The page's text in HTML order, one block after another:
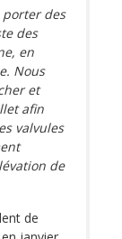
porter des
des
en
Nous
et
afin
valvules
de
de